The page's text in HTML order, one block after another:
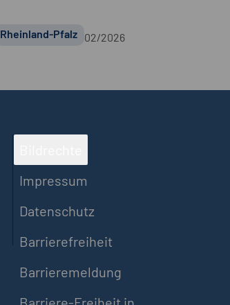
Rheinland-Pfalz 02/2026
Impressum
Datenschutz
Barrierefreiheit
Barrieremeldung